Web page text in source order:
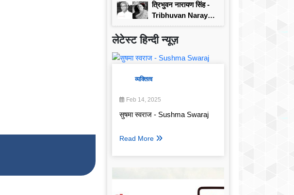
त्रिभुवन नारायण सिंह -
Tribhuvan Narayan
Singh
लेटेस्ट हिन्दी न्यूज़
व्यक्तित्व
Feb 14, 2025
सुषमा स्वराज - Sushma Swaraj
Read More